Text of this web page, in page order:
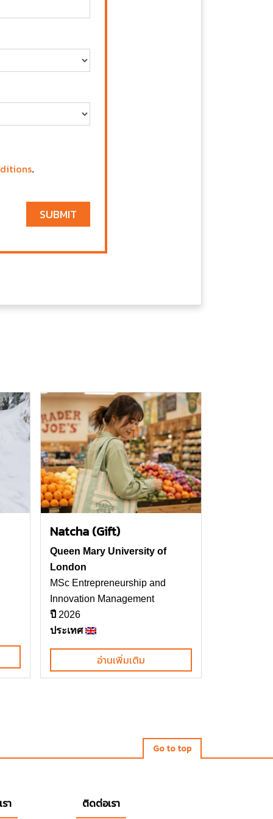
.
SUBMIT
Natcha (Gift)
Queen Mary University of
London
MSc Entrepreneurship and
Innovation Management
ปี 2026
ประเทศ
อ่านเพิ่มเติม
Go to top
า ติดต่อเรา